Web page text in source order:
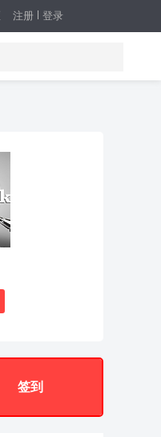
注册 登录
签到